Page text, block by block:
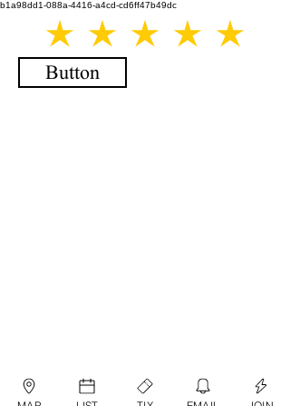
b1a98dd1-088a-4416-a4cd-cd6ff47b49dc
Button